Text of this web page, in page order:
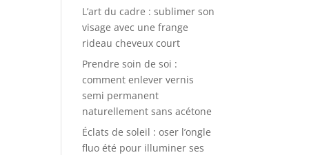
L’art du cadre : sublimer son
visage avec une frange
rideau cheveux court
Prendre soin de soi :
comment enlever vernis
semi permanent
naturellement sans acétone
Éclats de soleil : oser l’ongle
fluo été pour illuminer ses